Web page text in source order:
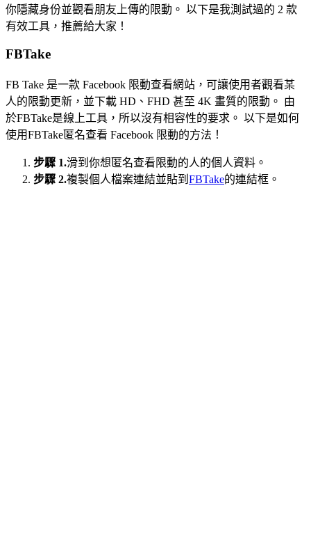
你隱藏身份並觀看朋友上傳的限動。 以下是我測試過的 2 款
有效工具，推薦給大家！
FBTake
FB Take 是一款 Facebook 限動查看網站，可讓使用者觀看某
人的限動更新，並下載 HD、FHD 甚至 4K 畫質的限動。 由
於FBTake是線上工具，所以沒有相容性的要求。 以下是如何
使用FBTake匿名查看 Facebook 限動的方法！
步驟 1.滑到你想匿名查看限動的人的個人資料。
步驟 2.複製個人檔案連結並貼到 FBTake的連結框。